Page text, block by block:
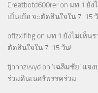
Creatbotd600rer on มท.1 ยัง
เยิ่นเย้อ จะตัดสินใจใน 7-15
oflzxlflhg on มท.1 ยังไม่เห็นร
ตัดสินใจใน 7-15 วัน!
tjhhhzvvyd on ‘เฉลิมชัย’ แจ
ร่วมดินเนอร์พรรคร่วม